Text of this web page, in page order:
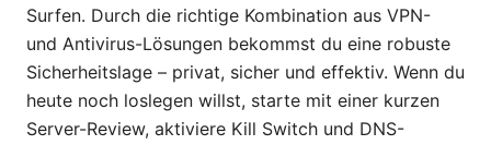
Surfen. Durch die richtige Kombination aus VPN-
und Antivirus-Lösungen bekommst du eine robuste
Sicherheitslage – privat, sicher und effektiv. Wenn du
heute noch loslegen willst, starte mit einer kurzen
Server-Review, aktiviere Kill Switch und DNS-